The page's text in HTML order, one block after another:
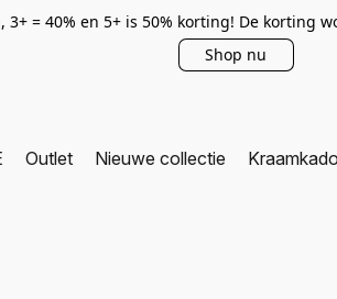
= 40% en 5+ is 50% korting! De korting
Shop nu
Outlet Nieuwe collectie Kraamkado